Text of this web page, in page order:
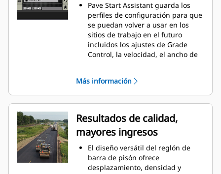
Pave Start Assistant guarda los
perfiles de configuración para que
se puedan volver a usar en los
sitios de trabajo en el futuro
incluidos los ajustes de Grade
Control, la velocidad, el ancho de
comba, la altura y otras
características de configuración.
Un sensor del nivel de la tolva
(optativo) con indicadores de
temperatura mantiene al operador
informado sobre la altura de los
materiales y las temperaturas de
suministro (los indicadores están
ubicados en la pantalla de cada
Más información
Resultados de calidad,
mayores ingresos
El diseño versátil del reglón de
barra de pisón ofrece
desplazamiento, densidad y